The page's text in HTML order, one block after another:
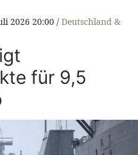
2026 20:00
Deutschland &
für 9,5